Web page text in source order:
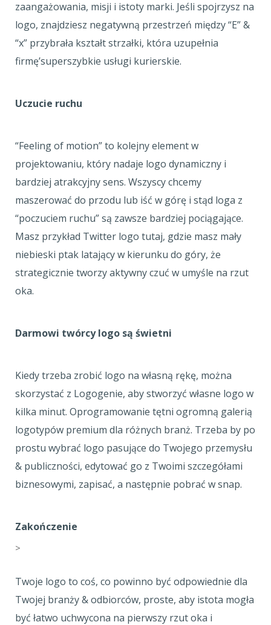
zaangażowania, misji i istoty marki. Jeśli spojrzysz na
logo, znajdziesz negatywną przestrzeń między “E” &
“x” przybrała kształt strzałki, która uzupełnia
firmę’superszybkie usługi kurierskie.
Uczucie ruchu
“Feeling of motion” to kolejny element w
projektowaniu, który nadaje logo dynamiczny i
bardziej atrakcyjny sens. Wszyscy chcemy
maszerować do przodu lub iść w górę i stąd loga z
“poczuciem ruchu” są zawsze bardziej pociągające.
Masz przykład Twitter logo tutaj, gdzie masz mały
niebieski ptak latający w kierunku do góry, że
strategicznie tworzy aktywny czuć w umyśle na rzut
oka.
Darmowi twórcy logo są świetni
Kiedy trzeba zrobić logo na własną rękę, można
skorzystać z Logogenie, aby stworzyć własne logo w
kilka minut. Oprogramowanie tętni ogromną galerią
logotypów premium dla różnych branż. Trzeba by po
prostu wybrać logo pasujące do Twojego przemysłu
& publiczności, edytować go z Twoimi szczegółami
biznesowymi, zapisać, a następnie pobrać w snap.
Zakończenie
>
Twoje logo to coś, co powinno być odpowiednie dla
Twojej branży & odbiorców, proste, aby istota mogła
być łatwo uchwycona na pierwszy rzut oka i